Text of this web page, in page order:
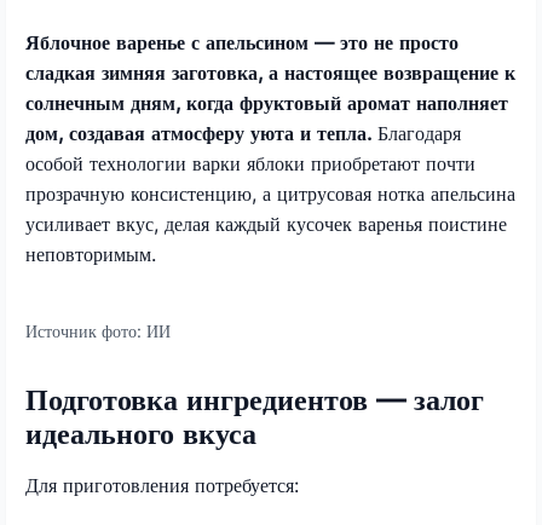
Яблочное варенье с апельсином — это не просто
сладкая зимняя заготовка, а настоящее возвращение к
солнечным дням, когда фруктовый аромат наполняет
дом, создавая атмосферу уюта и тепла. Благодаря
особой технологии варки яблоки приобретают почти
прозрачную консистенцию, а цитрусовая нотка апельсина
усиливает вкус, делая каждый кусочек варенья поистине
неповторимым.​​
Источник фото: ИИ
Подготовка ингредиентов — залог
идеального вкуса
Для приготовления потребуется: